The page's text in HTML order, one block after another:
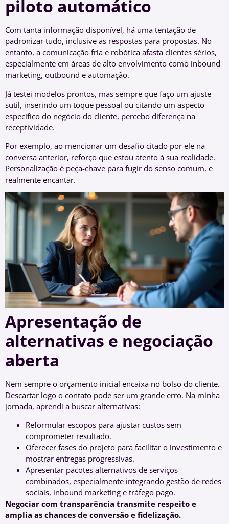
piloto automático
Com tanta informação disponível, há uma tentação de
padronizar tudo, inclusive as respostas para propostas. No
entanto, a comunicação fria e robótica afasta clientes sérios,
especialmente em áreas de alto envolvimento como inbound
marketing, outbound e automação.
Já testei modelos prontos, mas sempre que faço um ajuste
sutil, inserindo um toque pessoal ou citando um aspecto
específico do negócio do cliente, percebo diferença na
receptividade.
Por exemplo, ao mencionar um desafio citado por ele na
conversa anterior, reforço que estou atento à sua realidade.
Personalização é peça-chave para fugir do senso comum, e
realmente encantar.
Apresentação de
alternativas e negociação
aberta
Nem sempre o orçamento inicial encaixa no bolso do cliente.
Descartar logo o contato pode ser um grande erro. Na minha
jornada, aprendi a buscar alternativas:
Reformular escopos para ajustar custos sem
comprometer resultado.
Oferecer fases do projeto para facilitar o investimento e
mostrar entregas progressivas.
Apresentar pacotes alternativos de serviços
combinados, especialmente integrando gestão de redes
sociais, inbound marketing e tráfego pago.
Negociar com transparência transmite respeito e
amplia as chances de conversão e fidelização.